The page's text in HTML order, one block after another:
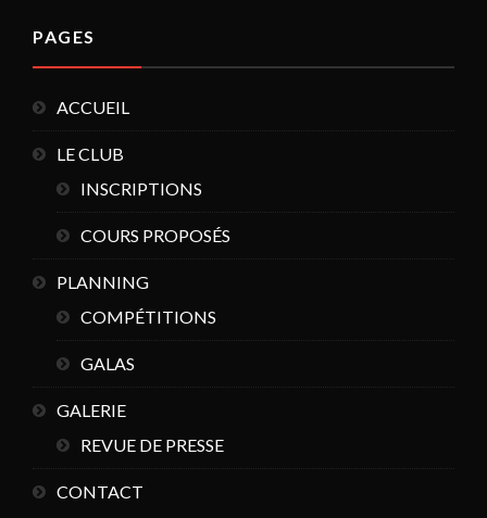
PAGES
ACCUEIL
LE CLUB
INSCRIPTIONS
COURS PROPOSÉS
PLANNING
COMPÉTITIONS
GALAS
GALERIE
REVUE DE PRESSE
CONTACT